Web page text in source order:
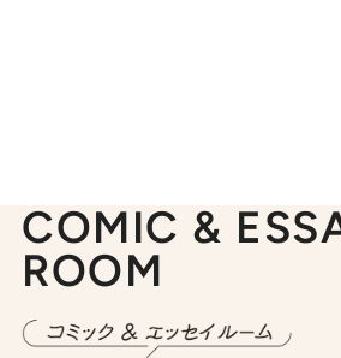
COMIC &
ROOM